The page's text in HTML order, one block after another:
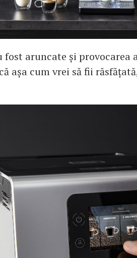
fost aruncate și
așa cum vrei să fii